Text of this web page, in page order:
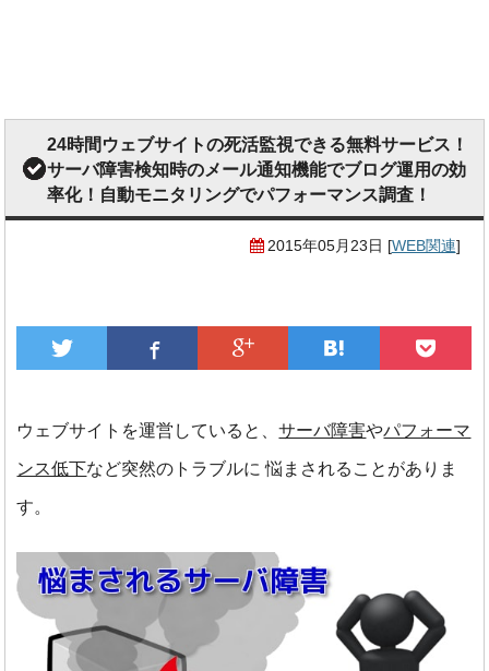
24時間ウェブサイトの死活監視できる無料サービス！
サーバ障害検知時のメール通知機能でブログ運用の効
率化！自動モニタリングでパフォーマンス調査！
2015年05月23日 [WEB関連]
ウェブサイトを運営していると、サーバ障害やパフォーマ
ンス低下など突然のトラブルに 悩まされることがありま
す。